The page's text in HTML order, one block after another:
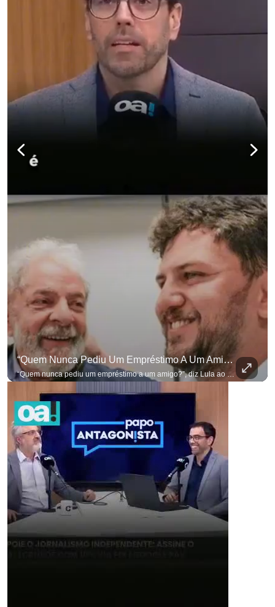
“Quem Nunca Pediu Um Empréstimo A Um Amigo?”, Diz Lula Ao Defender Seu Ex-Chefe De Gabinete
“Quem nunca pediu um empréstimo a um amigo?”, diz Lula ao defender seu ex-chefe de gabinete Marcola, que recebeu R$ 249 mil de uma empresa ligada a uma amiga de Lulinha. #OAntagonista Se você busca informação com credibilidade, inscreva-se agora e ative o